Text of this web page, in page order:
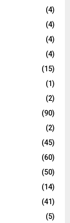
(4)
(4)
(4)
(4)
(15)
(1)
(2)
(90)
(2)
(45)
(60)
(50)
(14)
(41)
(5)